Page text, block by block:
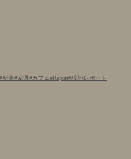
新築 家具 カフェ Report 現地レポート